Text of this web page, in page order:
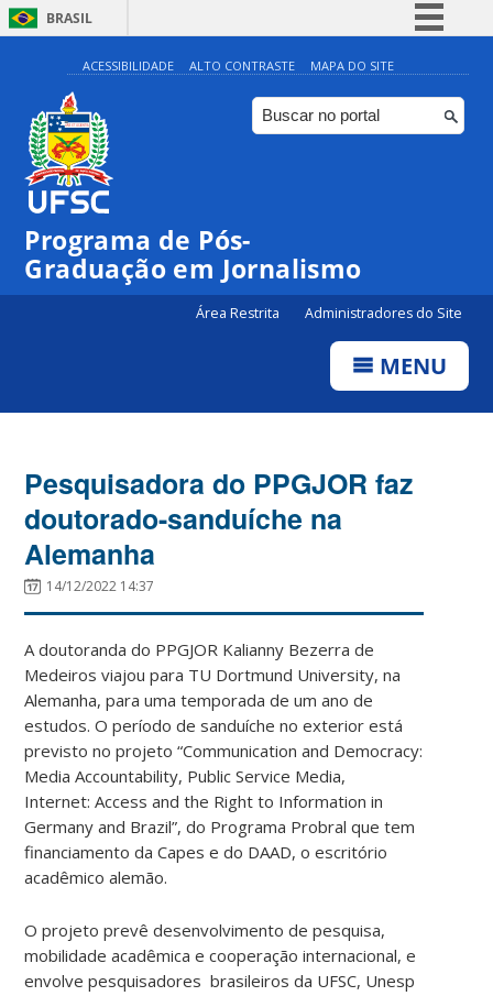
BRASIL
Simplifique!
Comunica BR
Participe
ACESSIBILIDADE ALTO CONTRASTE MAPA DO SITE
Programa de Pós-
Graduação em Jornalismo
Área Restrita Administradores do Site
MENU
Pesquisadora do PPGJOR faz
doutorado-sanduíche na
Alemanha
14/12/2022 14:37
A doutoranda do PPGJOR Kalianny Bezerra de
Medeiros viajou para TU Dortmund University, na
Alemanha, para uma temporada de um ano de
estudos. O período de sanduíche no exterior está
previsto no projeto “Communication and Democracy:
Media Accountability, Public Service Media,
Internet: Access and the Right to Information in
Germany and Brazil”, do Programa Probral que tem
financiamento da Capes e do DAAD, o escritório
acadêmico alemão.
O projeto prevê desenvolvimento de pesquisa,
mobilidade acadêmica e cooperação internacional, e
envolve pesquisadores brasileiros da UFSC, Unesp